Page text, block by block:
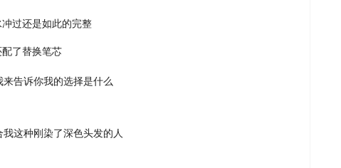
过还是如此的完整
了替换笔芯
这种刚染了深色头发的人